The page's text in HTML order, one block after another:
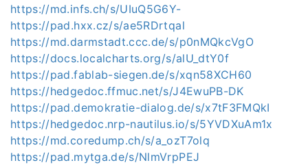
https://md.infs.ch/s/UIuQ5G6Y-
https://pad.hxx.cz/s/ae5RDrtqal
https://md.darmstadt.ccc.de/s/p0nMQkcVgO
https://docs.localcharts.org/s/alU_dtY0f
https://pad.fablab-siegen.de/s/xqn58XCH60
https://hedgedoc.ffmuc.net/s/J4EwuPB-DK
https://pad.demokratie-dialog.de/s/x7tF3FMQkI
https://hedgedoc.nrp-nautilus.io/s/5YVDXuAm1x
https://md.coredump.ch/s/a_ozT7olq
https://pad.mytga.de/s/NlmVrpPEJ